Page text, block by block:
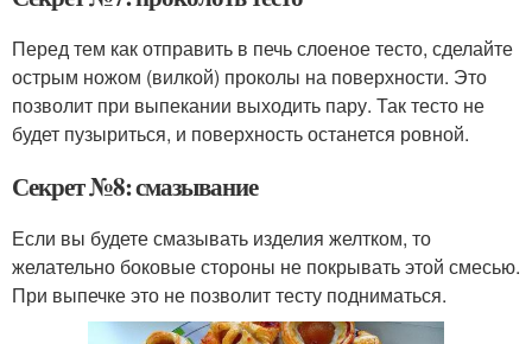
Перед тем как отправить в печь слоеное тесто, сделайте
острым ножом (вилкой) проколы на поверхности. Это
позволит при выпекании выходить пару. Так тесто не
будет пузыриться, и поверхность останется ровной.
Секрет №8: смазывание
Если вы будете смазывать изделия желтком, то
желательно боковые стороны не покрывать этой смесью.
При выпечке это не позволит тесту подниматься.